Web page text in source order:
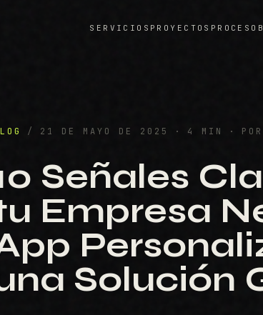
SERVICIOS PROYECTOS PROCESO
/ 21 DE MAYO DE 2025 · 4 MIN · POR
Señales
Empresa
Solución